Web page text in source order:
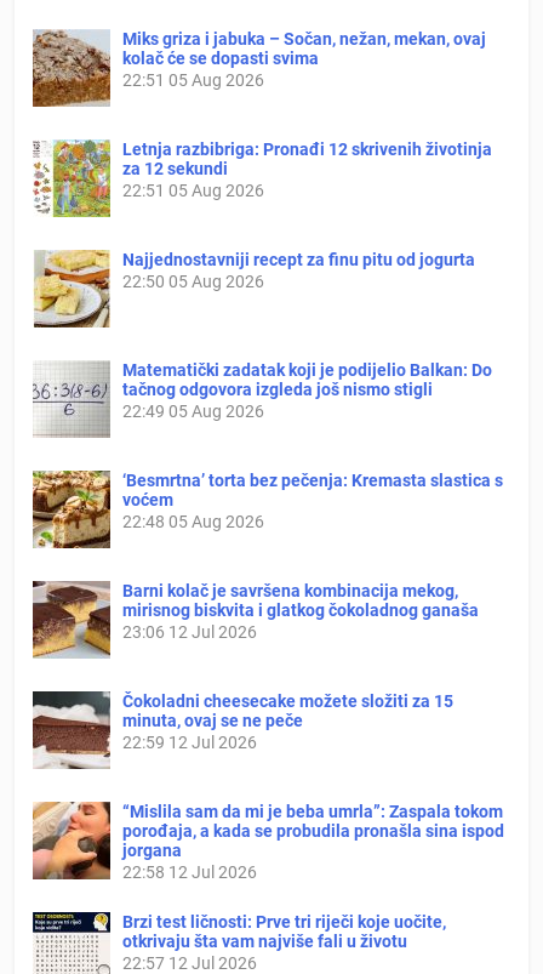
Miks griza i jabuka – Sočan, nežan, mekan, ovaj
kolač će se dopasti svima
22:51 05 Aug 2026
Letnja razbibriga: Pronađi 12 skrivenih životinja
za 12 sekundi
22:51 05 Aug 2026
Najjednostavniji recept za finu pitu od jogurta
22:50 05 Aug 2026
Matematički zadatak koji je podijelio Balkan: Do
tačnog odgovora izgleda još nismo stigli
22:49 05 Aug 2026
‘Besmrtna’ torta bez pečenja: Kremasta slastica s
voćem
22:48 05 Aug 2026
Barni kolač je savršena kombinacija mekog,
mirisnog biskvita i glatkog čokoladnog ganaša
23:06 12 Jul 2026
Čokoladni cheesecake možete složiti za 15
minuta, ovaj se ne peče
22:59 12 Jul 2026
“Mislila sam da mi je beba umrla”: Zaspala tokom
porođaja, a kada se probudila pronašla sina ispod
jorgana
22:58 12 Jul 2026
Brzi test ličnosti: Prve tri riječi koje uočite,
otkrivaju šta vam najviše fali u životu
22:57 12 Jul 2026